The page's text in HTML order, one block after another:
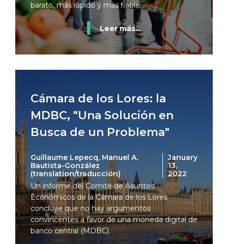
barato, más rápido y más fiable.
Leer más...
Cámara de los Lores: la
MDBC, "Una Solución en
Busca de un Problema"
Guillaume Lepecq, Manuel A.
Bautista-González
(translation/traducción)
January
13,
2022
Un informe del Comité de Asuntos
Económicos de la Cámara de los Lores
concluye que no hay argumentos
convincentes a favor de una moneda digital de
banco central (MDBC).